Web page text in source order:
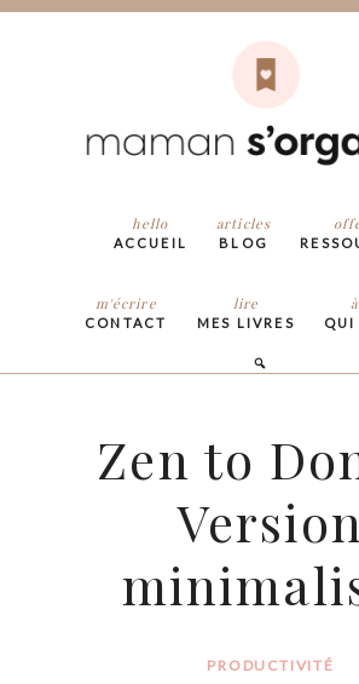
hello
ACCUEIL
articles
BLOG
m'écrire
CONTACT
lire
MES LIVRES QUI
Zen to
PRODUCTIVITÉ